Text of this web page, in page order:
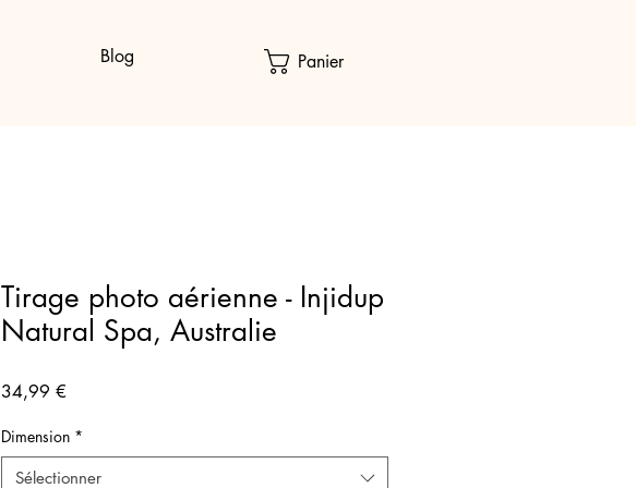
Blog Panier
Tirage photo aérienne - Injidup
Natural Spa, Australie
34,99 €
Dimension *
Sélectionner